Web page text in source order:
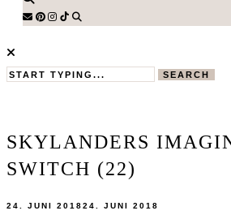
SEARCH
SKYLANDERS
SWITCH (22)
24. JUNI 201824. JUNI 2018